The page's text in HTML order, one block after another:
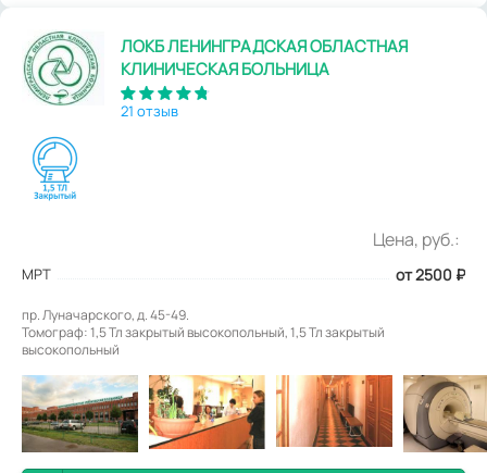
ЛОКБ ЛЕНИНГРАДСКАЯ ОБЛАСТНАЯ
КЛИНИЧЕСКАЯ БОЛЬНИЦА
21 отзыв
Цена, руб.:
МРТ от 2500 ₽
пр. Луначарского, д. 45-49.
Томограф: 1,5 Тл закрытый высокопольный, 1,5 Тл закрытый
высокопольный